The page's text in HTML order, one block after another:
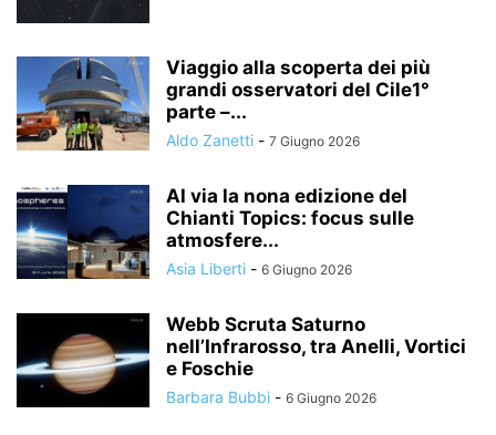
Viaggio alla scoperta dei più
grandi osservatori del Cile1°
parte –...
Aldo Zanetti - 7 Giugno 2026
Al via la nona edizione del
Chianti Topics: focus sulle
atmosfere...
Asia Liberti - 6 Giugno 2026
Webb Scruta Saturno
nell’Infrarosso, tra Anelli, Vortici
e Foschie
Barbara Bubbi - 6 Giugno 2026